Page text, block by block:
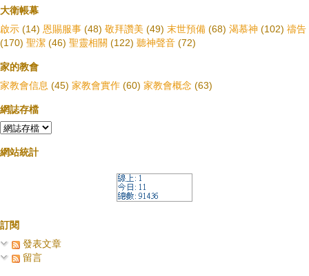
大衛帳幕
啟示 (14) 恩賜服事 (48) 敬拜讚美 (49) 末世預備 (68) 渴慕神 (102) 禱告
(170) 聖潔 (46) 聖靈相關 (122) 聽神聲音 (72)
家的教會
家教會信息 (45) 家教會實作 (60) 家教會概念 (63)
網誌存檔
網站統計
訂閱
發表文章
留言